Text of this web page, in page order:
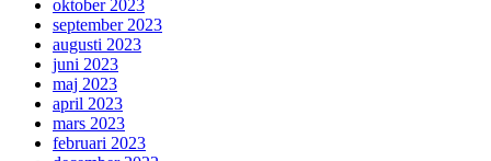
oktober 2023
september 2023
augusti 2023
juni 2023
maj 2023
april 2023
mars 2023
februari 2023